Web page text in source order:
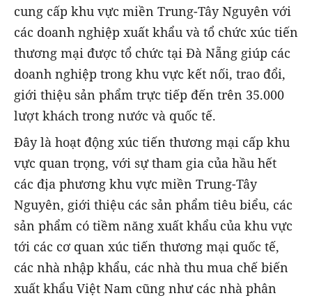
cung cấp khu vực miền Trung-Tây Nguyên với
các doanh nghiệp xuất khẩu và tổ chức xúc tiến
thương mại được tổ chức tại Đà Nẵng giúp các
doanh nghiệp trong khu vực kết nối, trao đổi,
giới thiệu sản phẩm trực tiếp đến trên 35.000
lượt khách trong nước và quốc tế.
Đây là hoạt động xúc tiến thương mại cấp khu
vực quan trọng, với sự tham gia của hầu hết
các địa phương khu vực miền Trung-Tây
Nguyên, giới thiệu các sản phẩm tiêu biểu, các
sản phẩm có tiềm năng xuất khẩu của khu vực
tới các cơ quan xúc tiến thương mại quốc tế,
các nhà nhập khẩu, các nhà thu mua chế biến
xuất khẩu Việt Nam cũng như các nhà phân